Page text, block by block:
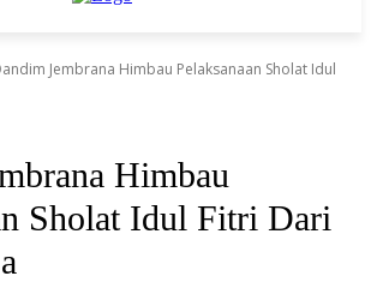
Jembrana Himbau Pelaksanaan Sholat Idul
Himbau
Sholat Idul Fitri Dari